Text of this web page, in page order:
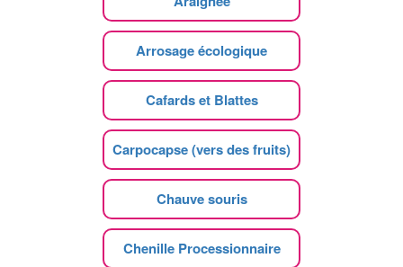
Arrosage écologique
Cafards et Blattes
Carpocapse (vers des fruits)
Chauve souris
Chenille Processionnaire